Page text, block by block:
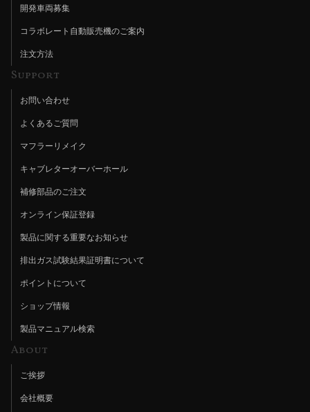
開発車両募集
コラボレート自動販売機のご案内
注文方法
Support
お問い合わせ
よくあるご質問
マフラーリメイク
キャブレターオーバーホール
補修部品のご注文
オンライン保証登録
製品に関する重要なお知らせ
排出ガス試験結果証明書について
ポイントについて
ショップ情報
製品マニュアル検索
About
ご挨拶
会社概要